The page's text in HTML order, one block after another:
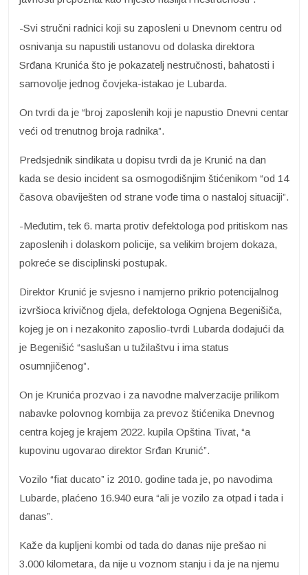
-Svi stručni radnici koji su zaposleni u Dnevnom centru od
osnivanja su napustili ustanovu od dolaska direktora
Srđana Krunića što je pokazatelj nestručnosti, bahatosti i
samovolje jednog čovjeka-istakao je Lubarda.
On tvrdi da je “broj zaposlenih koji je napustio Dnevni centar
veći od trenutnog broja radnika”.
Predsjednik sindikata u dopisu tvrdi da je Krunić na dan
kada se desio incident sa osmogodišnjim štićenikom “od 14
časova obaviješten od strane vođe tima o nastaloj situaciji”.
-Međutim, tek 6. marta protiv defektologa pod pritiskom nas
zaposlenih i dolaskom policije, sa velikim brojem dokaza,
pokreće se disciplinski postupak.
Direktor Krunić je svjesno i namjerno prikrio potencijalnog
izvršioca krivičnog djela, defektologa Ognjena Begenišiča,
kojeg je on i nezakonito zaposlio-tvrdi Lubarda dodajući da
je Begenišić “saslušan u tužilaštvu i ima status
osumnjičenog”.
On je Krunića prozvao i za navodne malverzacije prilikom
nabavke polovnog kombija za prevoz štićenika Dnevnog
centra kojeg je krajem 2022. kupila Opština Tivat, “a
kupovinu ugovarao direktor Srđan Krunić”.
Vozilo “fiat ducato” iz 2010. godine tada je, po navodima
Lubarde, plaćeno 16.940 eura “ali je vozilo za otpad i tada i
danas”.
Kaže da kupljeni kombi od tada do danas nije prešao ni
3.000 kilometara, da nije u voznom stanju i da je na njemu